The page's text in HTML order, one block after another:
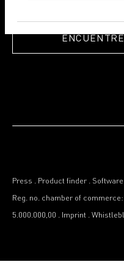
Press . Product finder . Software
Reg. no. chamber of
5.000.000,00 . Imprint .